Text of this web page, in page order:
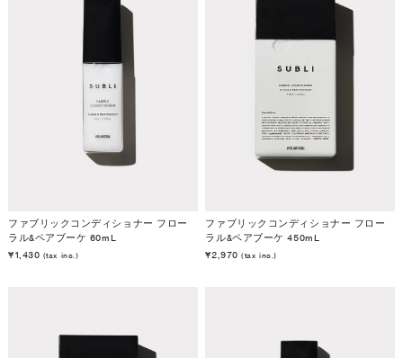
ファブリックコンディショナー フロー
ラル&ペアブーケ 60mL
¥1,430 (tax inc.)
ファブリックコンディショナー フロー
ラル&ペアブーケ 450mL
¥2,970 (tax inc.)